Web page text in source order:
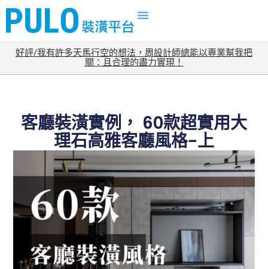
好評/我有許多天馬行空的想法，周設計師總能以專業幫我把
關：且合理的盡力實現！
客廳裝潢實例， 60款超實用大
理石高雅客廳風格-上